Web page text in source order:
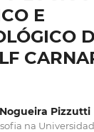
E
Pizzutti
na